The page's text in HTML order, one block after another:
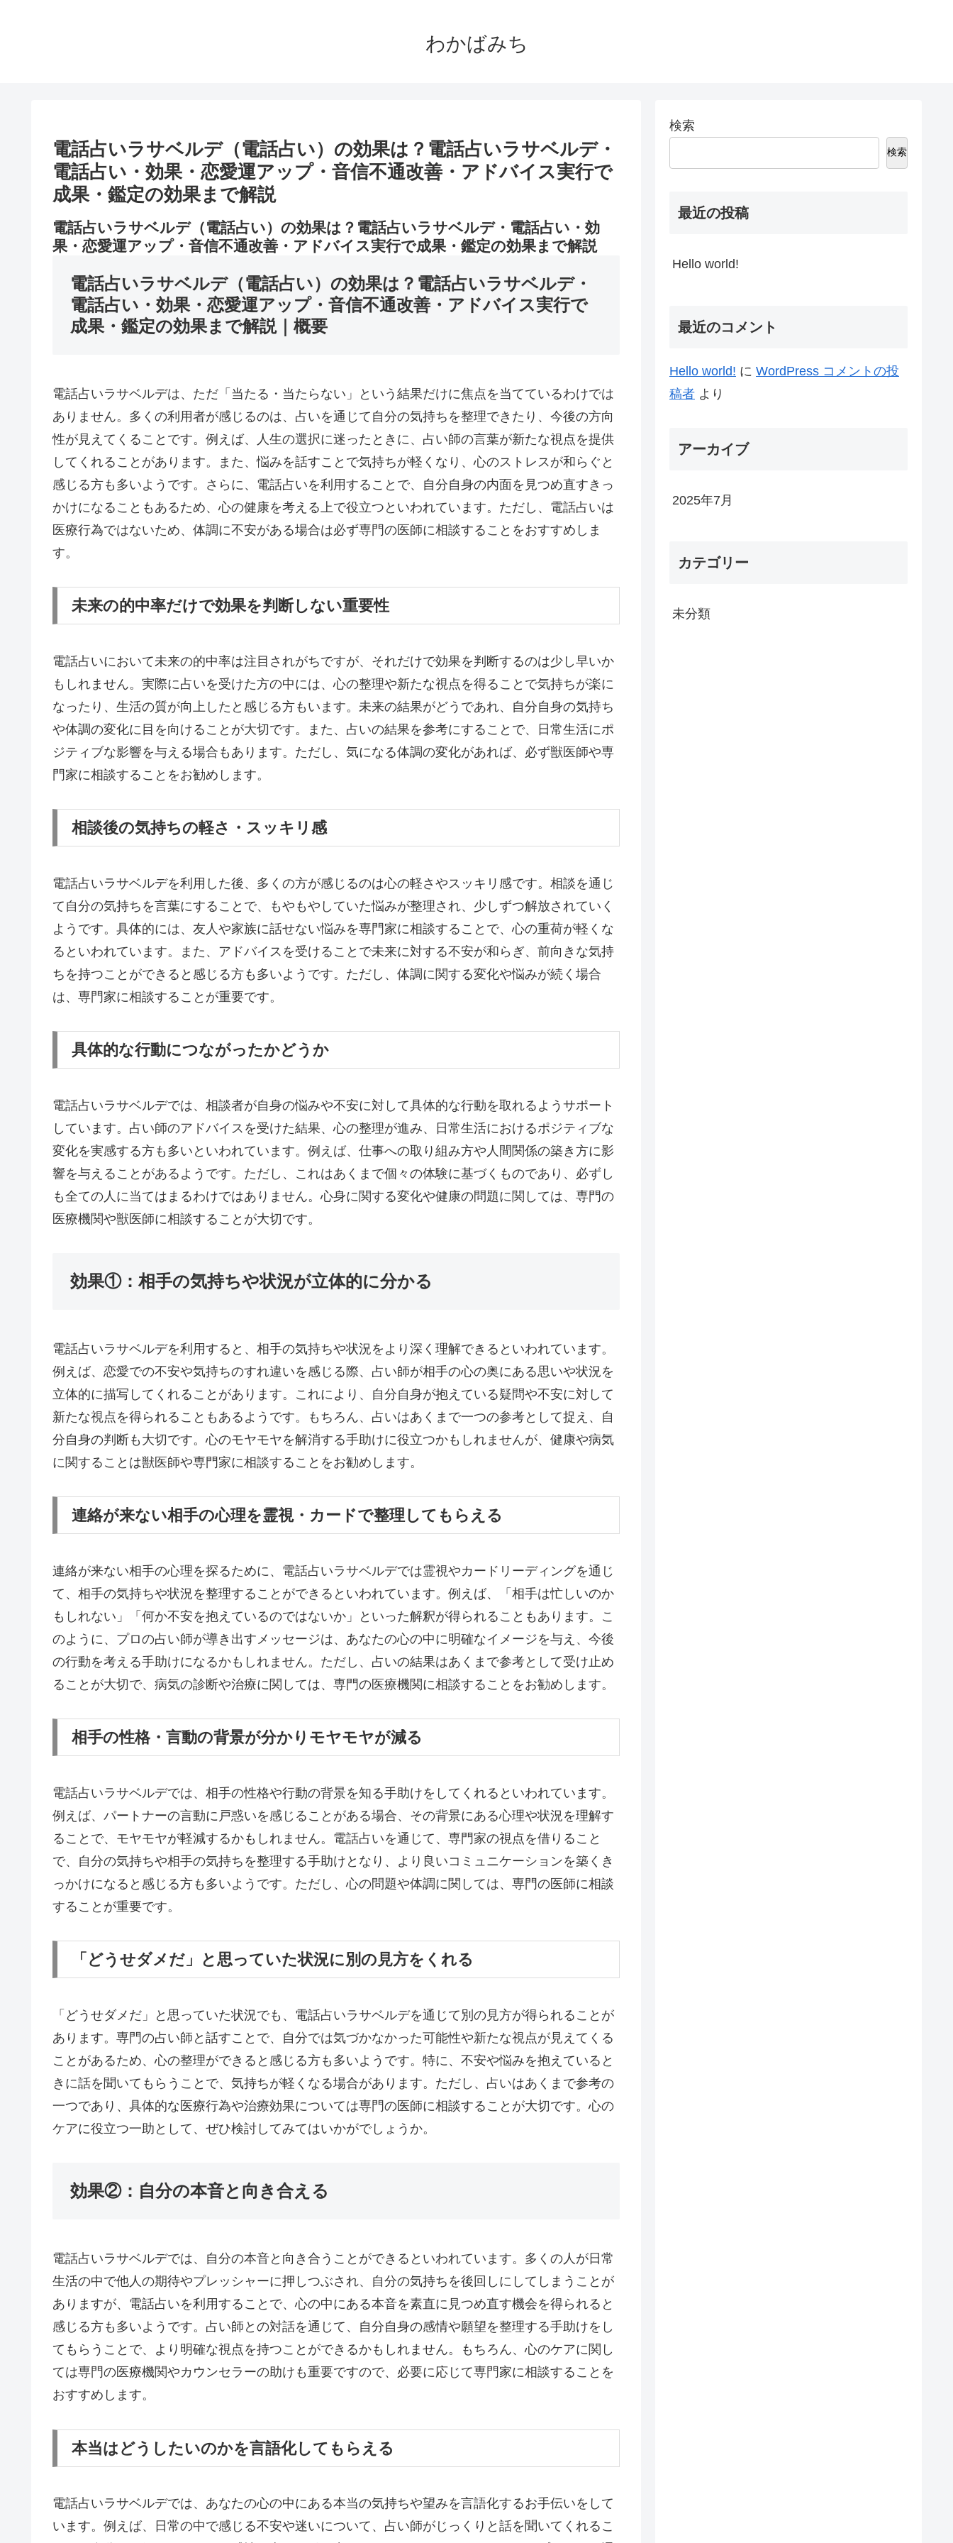
わかばみち
電話占いラサベルデ（電話占い）の効果は？電話占いラサベルデ・
電話占い・効果・恋愛運アップ・音信不通改善・アドバイス実行で
成果・鑑定の効果まで解説
電話占いラサベルデ（電話占い）の効果は？電話占いラサベルデ・電話占い・効
果・恋愛運アップ・音信不通改善・アドバイス実行で成果・鑑定の効果まで解説
電話占いラサベルデ（電話占い）の効果は？電話占いラサベルデ・
電話占い・効果・恋愛運アップ・音信不通改善・アドバイス実行で
成果・鑑定の効果まで解説｜概要
電話占いラサベルデは、ただ「当たる・当たらない」という結果だけに焦点を当てているわけでは
ありません。多くの利用者が感じるのは、占いを通じて自分の気持ちを整理できたり、今後の方向
性が見えてくることです。例えば、人生の選択に迷ったときに、占い師の言葉が新たな視点を提供
してくれることがあります。また、悩みを話すことで気持ちが軽くなり、心のストレスが和らぐと
感じる方も多いようです。さらに、電話占いを利用することで、自分自身の内面を見つめ直すきっ
かけになることもあるため、心の健康を考える上で役立つといわれています。ただし、電話占いは
医療行為ではないため、体調に不安がある場合は必ず専門の医師に相談することをおすすめしま
す。
未来の的中率だけで効果を判断しない重要性
電話占いにおいて未来の的中率は注目されがちですが、それだけで効果を判断するのは少し早いか
もしれません。実際に占いを受けた方の中には、心の整理や新たな視点を得ることで気持ちが楽に
なったり、生活の質が向上したと感じる方もいます。未来の結果がどうであれ、自分自身の気持ち
や体調の変化に目を向けることが大切です。また、占いの結果を参考にすることで、日常生活にポ
ジティブな影響を与える場合もあります。ただし、気になる体調の変化があれば、必ず獣医師や専
門家に相談することをお勧めします。
相談後の気持ちの軽さ・スッキリ感
電話占いラサベルデを利用した後、多くの方が感じるのは心の軽さやスッキリ感です。相談を通じ
て自分の気持ちを言葉にすることで、もやもやしていた悩みが整理され、少しずつ解放されていく
ようです。具体的には、友人や家族に話せない悩みを専門家に相談することで、心の重荷が軽くな
るといわれています。また、アドバイスを受けることで未来に対する不安が和らぎ、前向きな気持
ちを持つことができると感じる方も多いようです。ただし、体調に関する変化や悩みが続く場合
は、専門家に相談することが重要です。
具体的な行動につながったかどうか
電話占いラサベルデでは、相談者が自身の悩みや不安に対して具体的な行動を取れるようサポート
しています。占い師のアドバイスを受けた結果、心の整理が進み、日常生活におけるポジティブな
変化を実感する方も多いといわれています。例えば、仕事への取り組み方や人間関係の築き方に影
響を与えることがあるようです。ただし、これはあくまで個々の体験に基づくものであり、必ずし
も全ての人に当てはまるわけではありません。心身に関する変化や健康の問題に関しては、専門の
医療機関や獣医師に相談することが大切です。
効果①：相手の気持ちや状況が立体的に分かる
電話占いラサベルデを利用すると、相手の気持ちや状況をより深く理解できるといわれています。
例えば、恋愛での不安や気持ちのすれ違いを感じる際、占い師が相手の心の奥にある思いや状況を
立体的に描写してくれることがあります。これにより、自分自身が抱えている疑問や不安に対して
新たな視点を得られることもあるようです。もちろん、占いはあくまで一つの参考として捉え、自
分自身の判断も大切です。心のモヤモヤを解消する手助けに役立つかもしれませんが、健康や病気
に関することは獣医師や専門家に相談することをお勧めします。
連絡が来ない相手の心理を霊視・カードで整理してもらえる
連絡が来ない相手の心理を探るために、電話占いラサベルデでは霊視やカードリーディングを通じ
て、相手の気持ちや状況を整理することができるといわれています。例えば、「相手は忙しいのか
もしれない」「何か不安を抱えているのではないか」といった解釈が得られることもあります。こ
のように、プロの占い師が導き出すメッセージは、あなたの心の中に明確なイメージを与え、今後
の行動を考える手助けになるかもしれません。ただし、占いの結果はあくまで参考として受け止め
ることが大切で、病気の診断や治療に関しては、専門の医療機関に相談することをお勧めします。
相手の性格・言動の背景が分かりモヤモヤが減る
電話占いラサベルデでは、相手の性格や行動の背景を知る手助けをしてくれるといわれています。
例えば、パートナーの言動に戸惑いを感じることがある場合、その背景にある心理や状況を理解す
ることで、モヤモヤが軽減するかもしれません。電話占いを通じて、専門家の視点を借りること
で、自分の気持ちや相手の気持ちを整理する手助けとなり、より良いコミュニケーションを築くき
っかけになると感じる方も多いようです。ただし、心の問題や体調に関しては、専門の医師に相談
することが重要です。
「どうせダメだ」と思っていた状況に別の見方をくれる
「どうせダメだ」と思っていた状況でも、電話占いラサベルデを通じて別の見方が得られることが
あります。専門の占い師と話すことで、自分では気づかなかった可能性や新たな視点が見えてくる
ことがあるため、心の整理ができると感じる方も多いようです。特に、不安や悩みを抱えていると
きに話を聞いてもらうことで、気持ちが軽くなる場合があります。ただし、占いはあくまで参考の
一つであり、具体的な医療行為や治療効果については専門の医師に相談することが大切です。心の
ケアに役立つ一助として、ぜひ検討してみてはいかがでしょうか。
効果②：自分の本音と向き合える
電話占いラサベルデでは、自分の本音と向き合うことができるといわれています。多くの人が日常
生活の中で他人の期待やプレッシャーに押しつぶされ、自分の気持ちを後回しにしてしまうことが
ありますが、電話占いを利用することで、心の中にある本音を素直に見つめ直す機会を得られると
感じる方も多いようです。占い師との対話を通じて、自分自身の感情や願望を整理する手助けをし
てもらうことで、より明確な視点を持つことができるかもしれません。もちろん、心のケアに関し
ては専門の医療機関やカウンセラーの助けも重要ですので、必要に応じて専門家に相談することを
おすすめします。
本当はどうしたいのかを言語化してもらえる
電話占いラサベルデでは、あなたの心の中にある本当の気持ちや望みを言語化するお手伝いをして
います。例えば、日常の中で感じる不安や迷いについて、占い師がじっくりと話を聞いてくれるこ
検索
検索
最近の投稿
Hello world!
最近のコメント
Hello world! に WordPress コメントの投
稿者 より
アーカイブ
2025年7月
カテゴリー
未分類